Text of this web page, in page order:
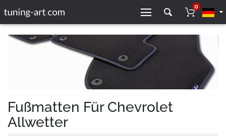
0
Fußmatten Für Chevrolet
Allwetter